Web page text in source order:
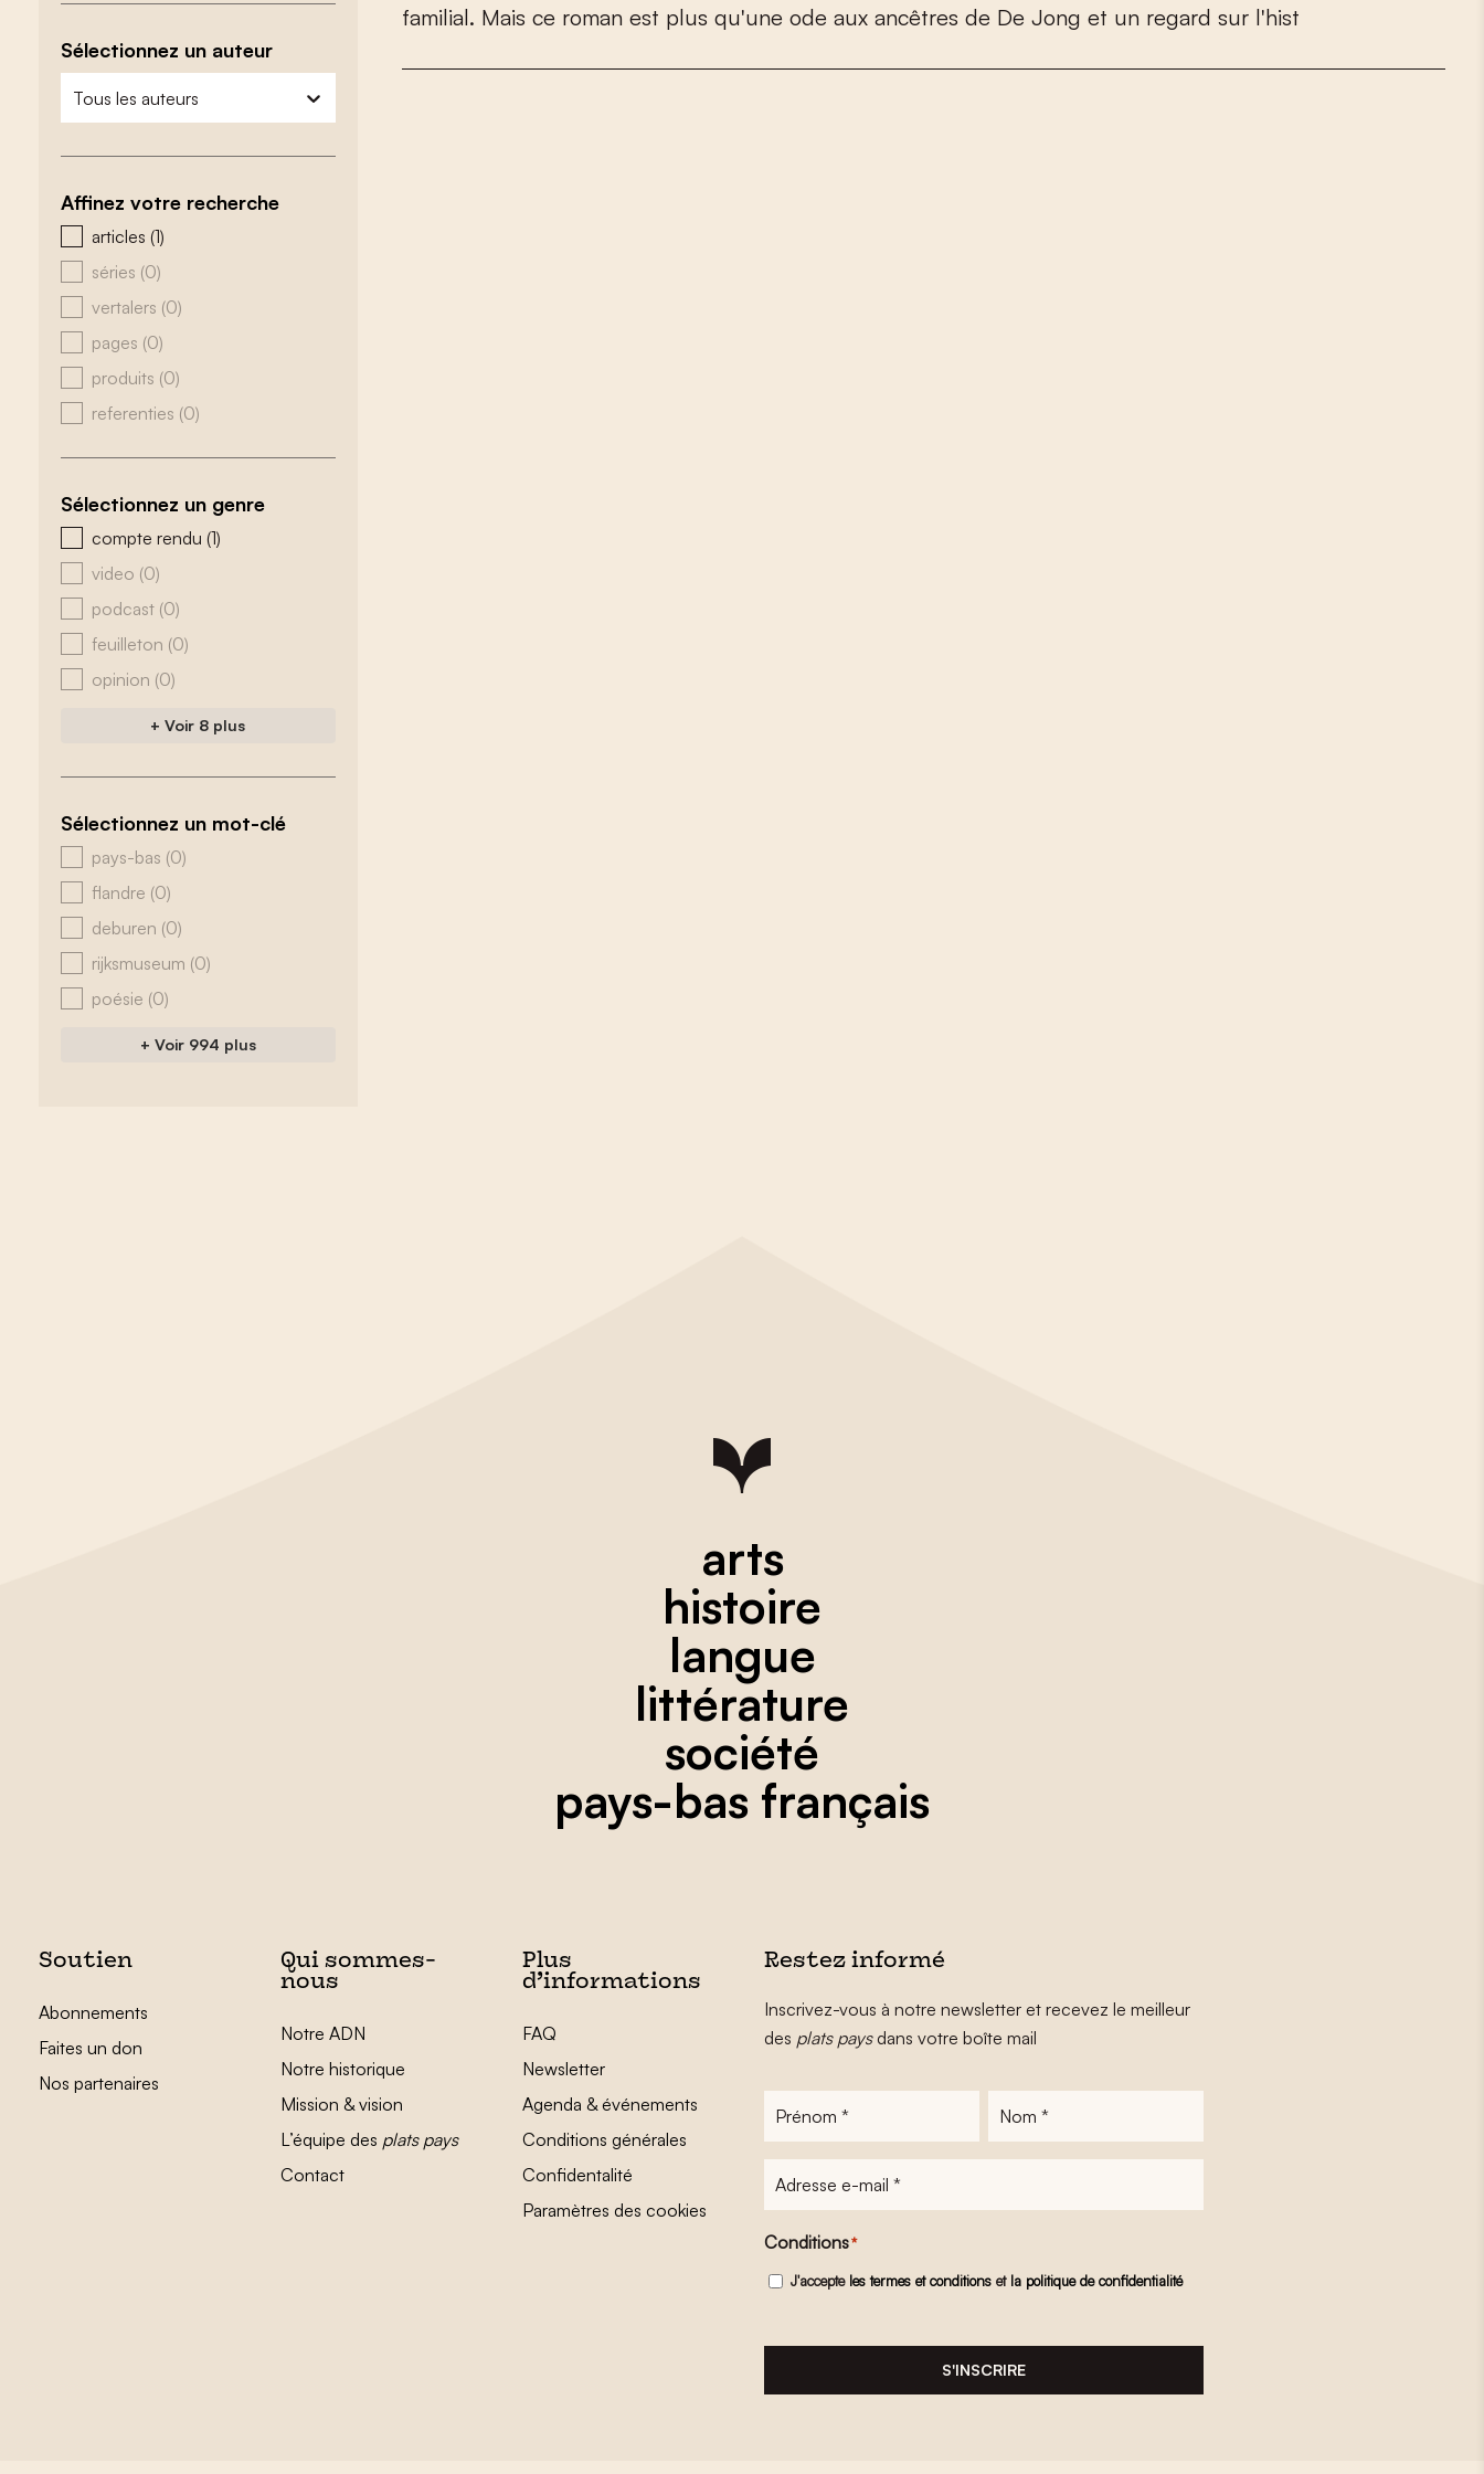
Sélectionnez un auteur
zoeken - auteurs
sélectionnez le contenu
Affinez votre recherche
zoeken - type
articles (1)
séries (0)
vertalers (0)
pages (0)
produits (0)
referenties (0)
Sélectionnez un genre
zoeken - genre
compte rendu (1)
video (0)
podcast (0)
feuilleton (0)
opinion (0)
+ Voir 8 plus
Sélectionnez un mot-clé
zoeken - tags
pays-bas (0)
flandre (0)
deburen (0)
rijksmuseum (0)
poésie (0)
+ Voir 994 plus
familial. Mais ce roman est plus qu'une ode aux ancêtres de De Jong et un regard sur l'hist
arts
histoire
langue
littérature
société
pays-bas français
Soutien
Abonnements
Faites un don
Nos partenaires
Qui sommes-
nous
Notre ADN
Notre historique
Mission & vision
L’équipe des plats pays
Contact
Plus
d’informations
FAQ
Newsletter
Agenda & événements
Conditions générales
Confidentalité
Paramètres des cookies
Restez informé
Inscrivez-vous à notre newsletter et recevez le meilleur
des plats paysdans votre boîte mail
Prénom Nom
Adresse
mail
Conditions*
J'accepte les termes et conditionset la politique de confidentialité
S'INSCRIRE